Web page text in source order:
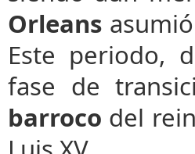
Orleans
Este periodo,
fase de
barroco del